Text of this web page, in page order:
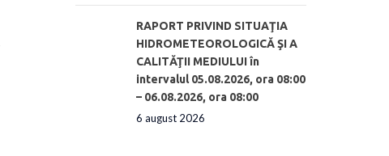
RAPORT PRIVIND SITUAŢIA
HIDROMETEOROLOGICĂ ŞI A
CALITĂŢII MEDIULUI în
intervalul 05.08.2026, ora 08:00
– 06.08.2026, ora 08:00
6 august 2026